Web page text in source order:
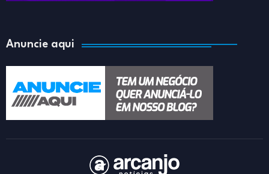
Anuncie aqui